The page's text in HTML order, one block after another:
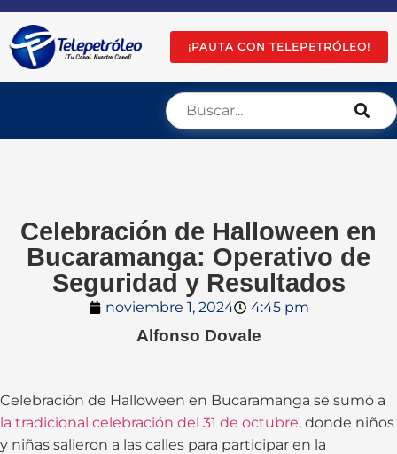
¡PAUTA CON TELEPETRÓLEO!
Celebración de Halloween en
Bucaramanga: Operativo de
Seguridad y Resultados
noviembre 1, 2024 4:45 pm
Alfonso Dovale
Celebración de Halloween en Bucaramanga se sumó a
la tradicional celebración del 31 de octubre, donde niños
y niñas salieron a las calles para participar en la